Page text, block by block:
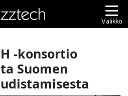
Valikko
-konsortio
Suomen